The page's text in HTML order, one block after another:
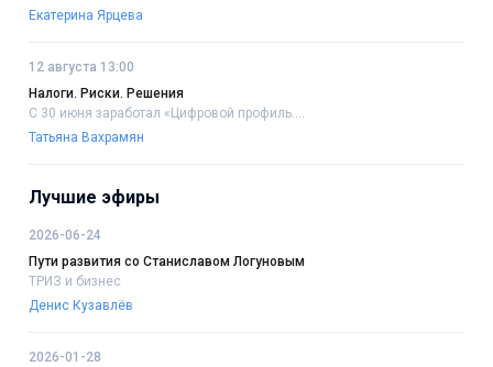
Екатерина Ярцева
12 августа 13:00
Налоги. Риски. Решения
С 30 июня заработал «Цифровой профиль....
Татьяна Вахрамян
Лучшие эфиры
2026-06-24
Пути развития со Станиславом Логуновым
ТРИЗ и бизнес
Денис Кузавлёв
2026-01-28